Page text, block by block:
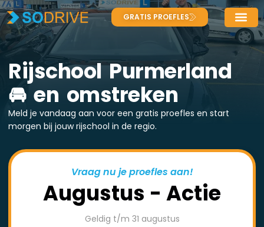
GRATIS PROEFLES
Rijschool Purmerland
🚘 en omstreken
Meld je vandaag aan voor een gratis proefles en start
morgen bij jouw rijschool in de regio.
Vraag nu je proefles aan!
Augustus - Actie
Geldig t/m 31 augustus